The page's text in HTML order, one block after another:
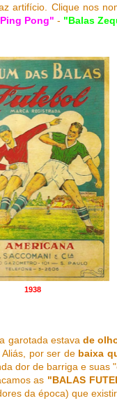
artifício. Clique nos
Pong" - "Balas
1938
garotada estavade
Aliás, por ser de baixa
dor de barriga e suas
as "BALAS
da época) que